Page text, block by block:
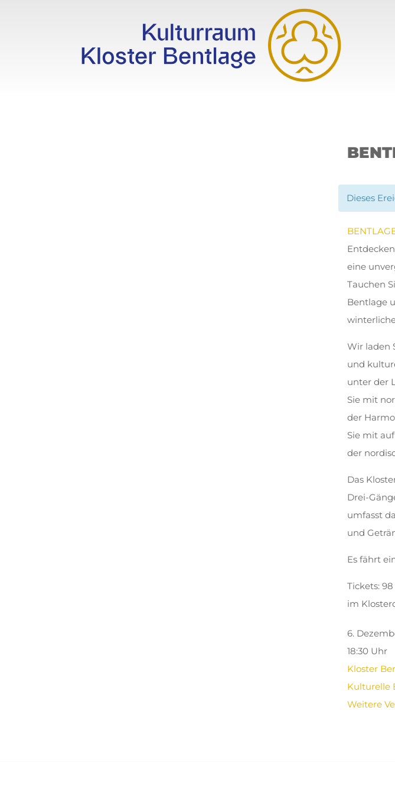
Dieses
eine
Tauchen
Bentlage
Wir laden
und
unter der
Sie mit
der
Sie mit
der
Das
Drei-
umfasst
und
Es fährt
Tickets:
im
6.
18:30 Uhr
Kloster
Kulturelle
Weitere